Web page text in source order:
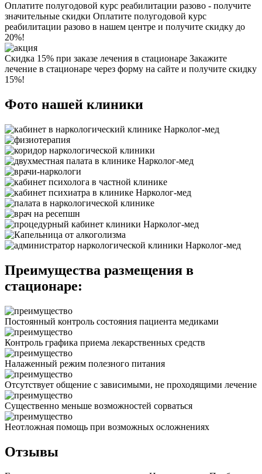
Оплатите полугодовой курс реабилитации разово - получите
значительные скидки Оплатите полугодовой курс
реабилитации разово в нашем центре и получите скидку до
20%!
Скидка 15% при заказе лечения в стационаре Закажите
лечение в стационаре через форму на сайте и получите скидку
15%!
Фото нашей клиники
Преимущества размещения в
стационаре:
Постоянный контроль состояния пациента медиками
Контроль графика приема лекарственных средств
Налаженный режим полезного питания
Отсутствует общение с зависимыми, не проходящими лечение
Существенно меньше возможностей сорваться
Неотложная помощь при возможных осложнениях
Отзывы